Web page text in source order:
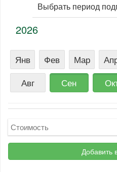
Выбрать период
2026
Янв Фев Мар
Авг
Сен
Стоимость
Добавить